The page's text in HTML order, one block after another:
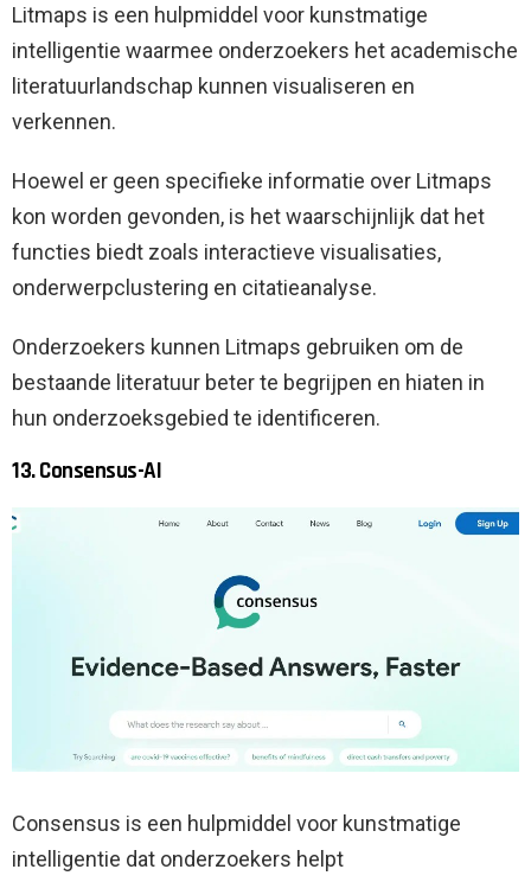
Litmaps is een hulpmiddel voor kunstmatige
intelligentie waarmee onderzoekers het academische
literatuurlandschap kunnen visualiseren en
verkennen.
Hoewel er geen specifieke informatie over Litmaps
kon worden gevonden, is het waarschijnlijk dat het
functies biedt zoals interactieve visualisaties,
onderwerpclustering en citatieanalyse.
Onderzoekers kunnen Litmaps gebruiken om de
bestaande literatuur beter te begrijpen en hiaten in
hun onderzoeksgebied te identificeren.
13. Consensus-AI
Consensus is een hulpmiddel voor kunstmatige
intelligentie dat onderzoekers helpt